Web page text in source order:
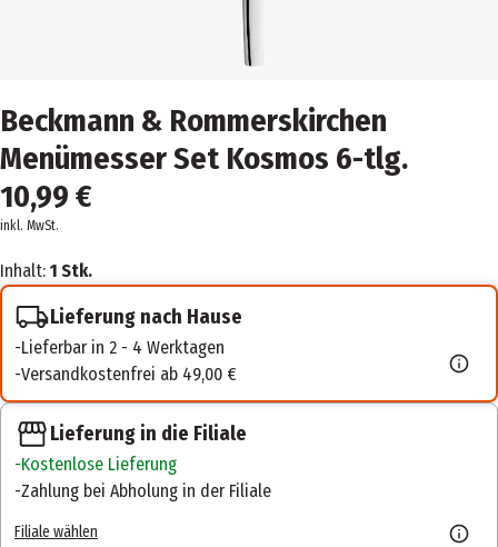
Beckmann & Rommerskirchen
Menümesser Set Kosmos 6-tlg.
10,99 €
inkl. MwSt.
Inhalt: 1 Stk.
Lieferung nach Hause
Lieferbar in 2 - 4 Werktagen
Versandkostenfrei ab 49,00 €
Lieferung in die Filiale
Kostenlose Lieferung
Zahlung bei Abholung in der Filiale
Filiale wählen